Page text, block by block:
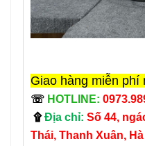
Giao hàng miễn phí
☏ HOTLINE:
۩Địa chỉ: Số 44,
Thái, Thanh Xuân,